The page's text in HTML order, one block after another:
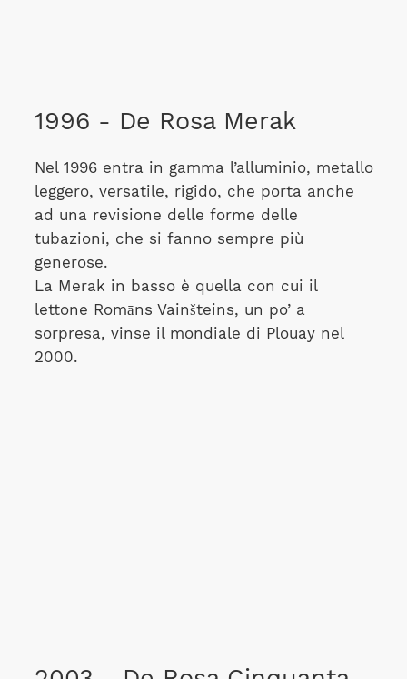
1996 - De Rosa Merak
Nel 1996 entra in gamma l’alluminio, metallo
leggero, versatile, rigido, che porta anche
ad una revisione delle forme delle
tubazioni, che si fanno sempre più
generose.
La Merak in basso è quella con cui il
lettone Romāns Vainšteins, un po’ a
sorpresa, vinse il mondiale di Plouay nel
2000.